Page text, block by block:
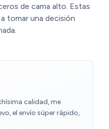
de cama alto. Estas
tomar una decisión
calidad, me
el envío súper rápido,